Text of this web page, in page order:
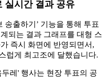
실시간 결과 공유
송출하기’ 기능을 통해 투표
되는 결과 그래프를 대형 스
즉시 화면에 반영되면서,
럽게 최고조에 달했습니다.
레' 행사는 현장 투표의 공